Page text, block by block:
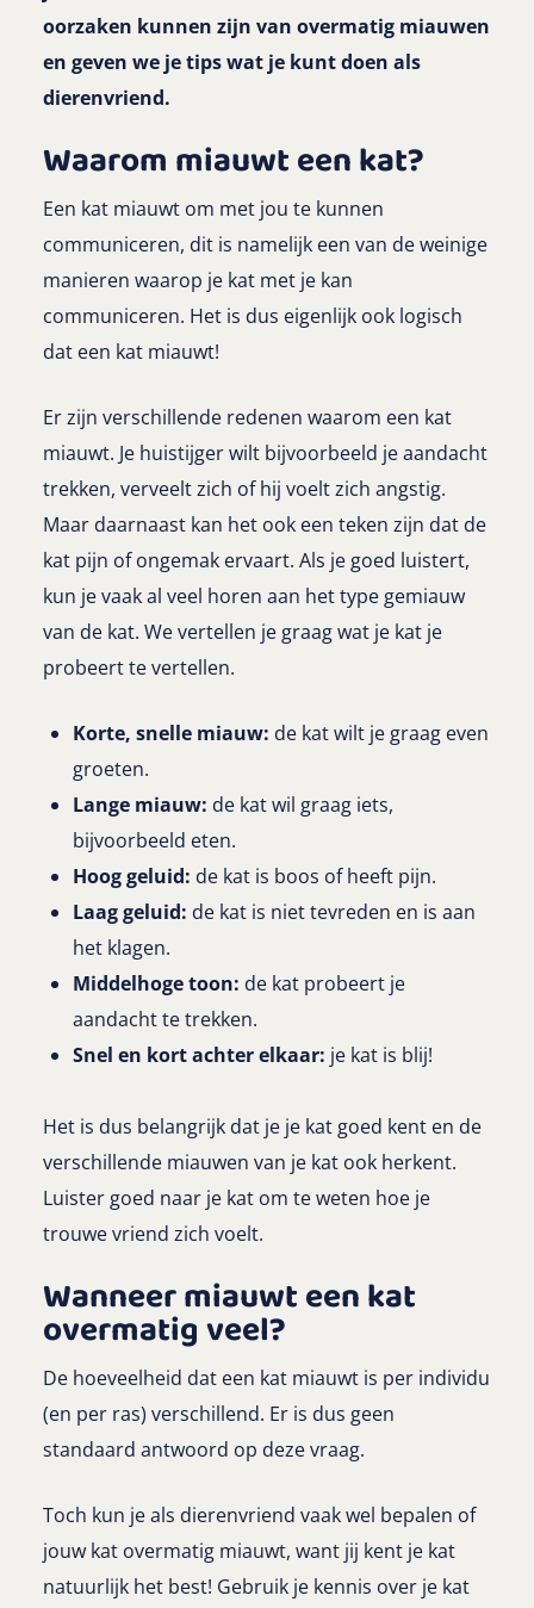
oorzaken kunnen zijn van overmatig miauwen
en geven we je tips wat je kunt doen als
dierenvriend.
Waarom miauwt een kat?
Een kat miauwt om met jou te kunnen
communiceren, dit is namelijk een van de weinige
manieren waarop je kat met je kan
communiceren. Het is dus eigenlijk ook logisch
dat een kat miauwt!
Er zijn verschillende redenen waarom een kat
miauwt. Je huistijger wilt bijvoorbeeld je aandacht
trekken, verveelt zich of hij voelt zich angstig.
Maar daarnaast kan het ook een teken zijn dat de
kat pijn of ongemak ervaart. Als je goed luistert,
kun je vaak al veel horen aan het type gemiauw
van de kat. We vertellen je graag wat je kat je
probeert te vertellen.
Korte, snelle miauw: de kat wilt je graag even
groeten.
Lange miauw: de kat wil graag iets,
bijvoorbeeld eten.
Hoog geluid: de kat is boos of heeft pijn.
Laag geluid: de kat is niet tevreden en is aan
het klagen.
Middelhoge toon: de kat probeert je
aandacht te trekken.
Snel en kort achter elkaar: je kat is blij!
Het is dus belangrijk dat je je kat goed kent en de
verschillende miauwen van je kat ook herkent.
Luister goed naar je kat om te weten hoe je
trouwe vriend zich voelt.
Wanneer miauwt een kat
overmatig veel?
De hoeveelheid dat een kat miauwt is per individu
(en per ras) verschillend. Er is dus geen
standaard antwoord op deze vraag.
Toch kun je als dierenvriend vaak wel bepalen of
jouw kat overmatig miauwt, want jij kent je kat
natuurlijk het best! Gebruik je kennis over je kat